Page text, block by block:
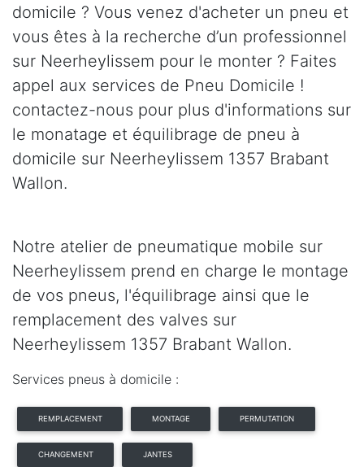
domicile ? Vous venez d'acheter un pneu et
vous êtes à la recherche d’un professionnel
sur Neerheylissem pour le monter ? Faites
appel aux services de Pneu Domicile !
contactez-nous pour plus d'informations sur
le monatage et équilibrage de pneu à
domicile sur Neerheylissem 1357 Brabant
Wallon.
Notre atelier de pneumatique mobile sur
Neerheylissem prend en charge le montage
de vos pneus, l'équilibrage ainsi que le
remplacement des valves sur
Neerheylissem 1357 Brabant Wallon.
Services pneus à domicile :
REMPLACEMENT MONTAGE PERMUTATION
CHANGEMENT JANTES